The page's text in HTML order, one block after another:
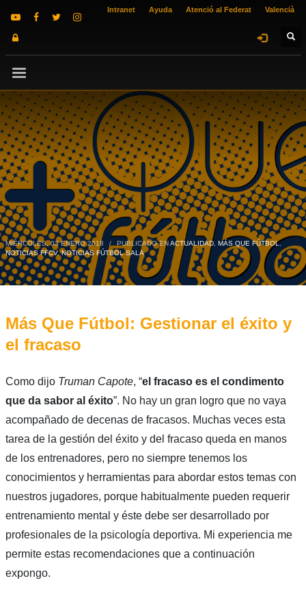
Intranet Ayuda Atenció al Federat Valencià
MIÉRCOLES, 03 ENERO 2018 / PUBLICADO EN ACTUALIDAD, MÁS QUE FÚTBOL,
NOTICIAS FFCV,NOTICIAS FÚTBOL SALA
Más Que Fútbol: Gestionar el éxito y
el fracaso
Como dijo Truman Capote, “el fracaso es el condimento
que da sabor al éxito”. No hay un gran logro que no vaya
acompañado de decenas de fracasos. Muchas veces esta
tarea de la gestión del éxito y del fracaso queda en manos
de los entrenadores, pero no siempre tenemos los
conocimientos y herramientas para abordar estos temas con
nuestros jugadores, porque habitualmente pueden requerir
entrenamiento mental y éste debe ser desarrollado por
profesionales de la psicología deportiva. Mi experiencia me
permite estas recomendaciones que a continuación
expongo.